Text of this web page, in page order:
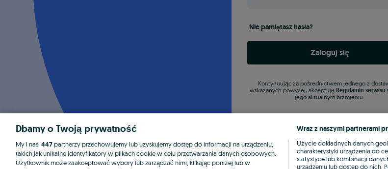
Nie pamiętasz hasła?
Zaloguj się
Kontynuując za pośrednictwem jednego z
wskazanych powyżej, akceptuję Regulamin serwisu
jego aktualnym brzmieniu.
Dbamy o Twoją prywatność
My i nasi 447partnerzy przechowujemy lub uzyskujemy dostęp do informacji na urządzeniu,
takich jak unikalne identyfikatory w plikach cookie w celu przetwarzania danych osobowych.
Użytkownik może zaakceptować wybory lub zarządzać nimi, klikając poniżej lub w
Wraz z naszymi partnerami
Użycie dokładnych danych
charakterystyki urządzenia do
statystyce lub kombinacji
urządzeniu lub dostęp do nich.